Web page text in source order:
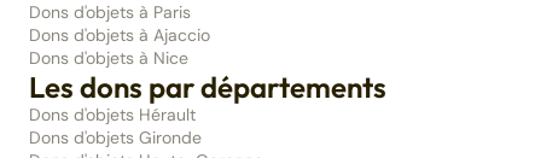
Dons d'objets à Paris
Dons d'objets à Ajaccio
Dons d'objets à Nice
Les dons par départements
Dons d'objets Hérault
Dons d'objets Gironde